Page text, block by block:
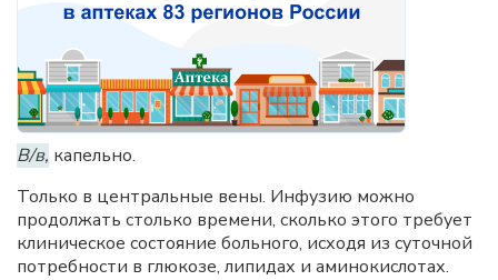
В/в, капельно.
Только в центральные вены. Инфузию можно
продолжать столько времени, сколько этого требует
клиническое состояние больного, исходя из суточной
потребности в глюкозе, липидах и аминокислотах.